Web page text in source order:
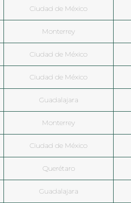
Ciudad de México
Monterrey
Ciudad de México
Ciudad de México
Guadalajara
Monterrey
Ciudad de México
Querétaro
Guadalajara